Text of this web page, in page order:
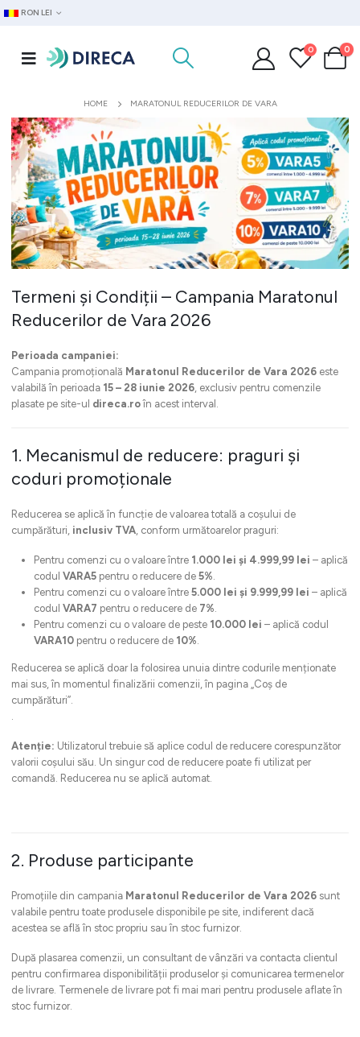
RON LEI
0 0
HOME MARATONUL REDUCERILOR DE VARA
Termeni și Condiții – Campania Maratonul
Reducerilor de Vara 2026
Perioada campaniei:
Campania promoțională Maratonul Reducerilor de Vara 2026 este
valabilă în perioada 15 – 28 iunie 2026 , exclusiv pentru comenzile
plasate pe site-ul direca.roîn acest interval.
1. Mecanismul de reducere: praguri și
coduri promoționale
Reducerea se aplică în funcție de valoarea totală a coșului de
cumpărături, inclusiv TVA , conform următoarelor praguri:
Pentru comenzi cu o valoare între 1.000 lei și 4.999,99 lei – aplică
codul VARA5pentru o reducere de 5%.
Pentru comenzi cu o valoare între 5.000 lei și 9.999,99 lei – aplică
codul VARA7 pentru o reducere de 7%.
Pentru comenzi cu o valoare de peste 10.000 lei – aplică codul
VARA10pentru o reducere de 10%.
Reducerea se aplică doar la folosirea unuia dintre codurile menționate
mai sus, în momentul finalizării comenzii, în pagina „Coș de
cumpărături”.
Atenție: Utilizatorul trebuie să aplice codul de reducere corespunzător
valorii coșului său. Un singur cod de reducere poate fi utilizat per
comandă. Reducerea nu se aplică automat.
2. Produse participante
Promoțiile din campania Maratonul Reducerilor de Vara 2026 sunt
valabile pentru toate produsele disponibile pe site, indiferent dacă
acestea se află în stoc propriu sau în stoc furnizor.
După plasarea comenzii, un consultant de vânzări va contacta clientul
pentru confirmarea disponibilității produselor și comunicarea termenelor
de livrare. Termenele de livrare pot fi mai mari pentru produsele aflate în
stoc furnizor.